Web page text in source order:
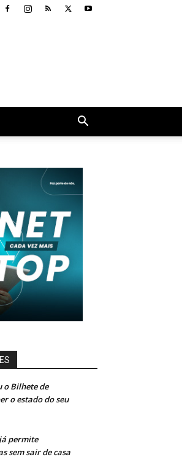
o Bilhete de
o estado do seu
já permite
sem sair de casa